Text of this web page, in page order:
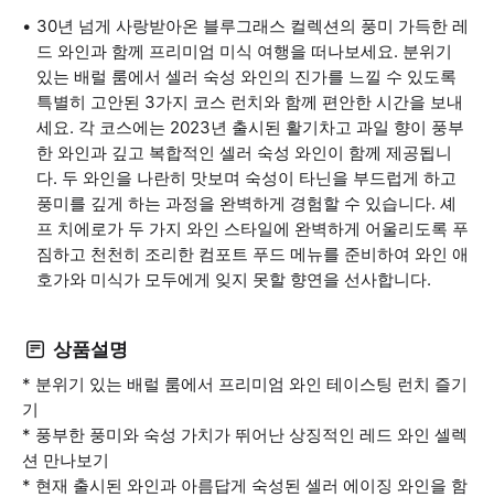
30년 넘게 사랑받아온 블루그래스 컬렉션의 풍미 가득한 레
드 와인과 함께 프리미엄 미식 여행을 떠나보세요. 분위기
있는 배럴 룸에서 셀러 숙성 와인의 진가를 느낄 수 있도록
특별히 고안된 3가지 코스 런치와 함께 편안한 시간을 보내
세요. 각 코스에는 2023년 출시된 활기차고 과일 향이 풍부
한 와인과 깊고 복합적인 셀러 숙성 와인이 함께 제공됩니
다. 두 와인을 나란히 맛보며 숙성이 타닌을 부드럽게 하고
풍미를 깊게 하는 과정을 완벽하게 경험할 수 있습니다. 셰
프 치에로가 두 가지 와인 스타일에 완벽하게 어울리도록 푸
짐하고 천천히 조리한 컴포트 푸드 메뉴를 준비하여 와인 애
호가와 미식가 모두에게 잊지 못할 향연을 선사합니다.
상품설명
* 분위기 있는 배럴 룸에서 프리미엄 와인 테이스팅 런치 즐기
기
* 풍부한 풍미와 숙성 가치가 뛰어난 상징적인 레드 와인 셀렉
션 만나보기
* 현재 출시된 와인과 아름답게 숙성된 셀러 에이징 와인을 함